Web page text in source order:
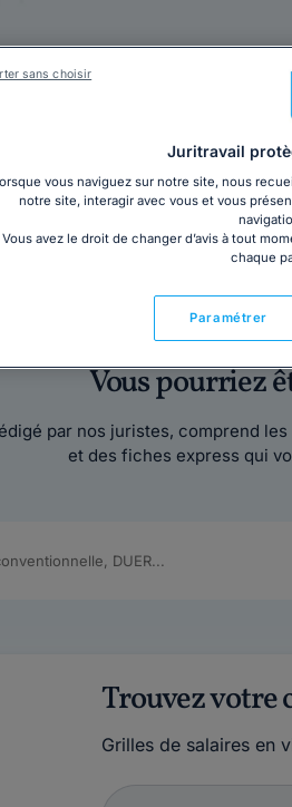
équipe de 50 juristes bac +5 et
700 avocats
Vous pourriez
par nos juristes, comprend
et des fiches express qui
Trouvez votre
Grilles de salaires en
Juritravail
vous naviguez sur notre site, nous
notre site, interagir avec vous et vous
Vous avez le droit de changer d’avis à tout
chaque
Paramétrer
sans choisir